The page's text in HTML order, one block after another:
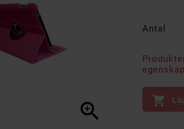

Antal
